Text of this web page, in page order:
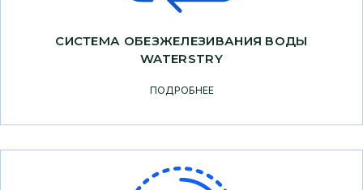
СИСТЕМА ОБЕЗЖЕЛЕЗИВАНИЯ ВОДЫ
WATERSTRY
ПОДРОБНЕЕ